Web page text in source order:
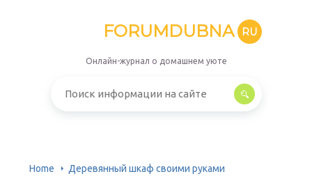
FORUMDUBNA RU
Онлайн-журнал о домашнем уюте
Home Деревянный шкаф своими руками